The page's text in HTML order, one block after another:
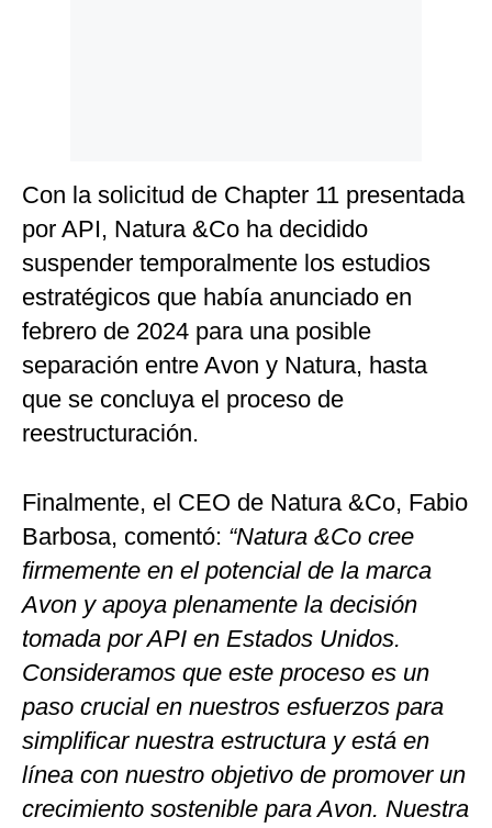
Con la solicitud de Chapter 11 presentada
por API, Natura &Co ha decidido
suspender temporalmente los estudios
estratégicos que había anunciado en
febrero de 2024 para una posible
separación entre Avon y Natura, hasta
que se concluya el proceso de
reestructuración.
Finalmente, el CEO de Natura &Co, Fabio
Barbosa, comentó: “Natura &Co cree
firmemente en el potencial de la marca
Avon y apoya plenamente la decisión
tomada por API en Estados Unidos.
Consideramos que este proceso es un
paso crucial en nuestros esfuerzos para
simplificar nuestra estructura y está en
línea con nuestro objetivo de promover un
crecimiento sostenible para Avon. Nuestra